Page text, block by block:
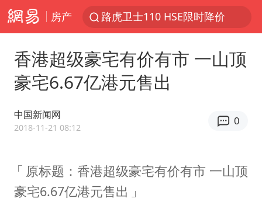
房产
路虎卫士110 HSE限时降价
上海鼓励居家办公
多地银行上调存款利率
大疆错失宇树
香港超级豪宅有价有市 一山顶
豪宅6.67亿港元售出
中国新闻网
2018-11-21 08:12
0
原标题：香港超级豪宅有价有市 一山顶
豪宅6.67亿港元售出